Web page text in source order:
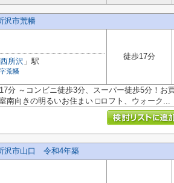
沢市荒幡
西所沢 」駅
荒幡
徒歩17分
分 ～コンビニ徒歩3分、スーパー徒歩5分！お
南向きの明るいお住まい □ロフト、ウォーク...
沢市山口 令和4年築